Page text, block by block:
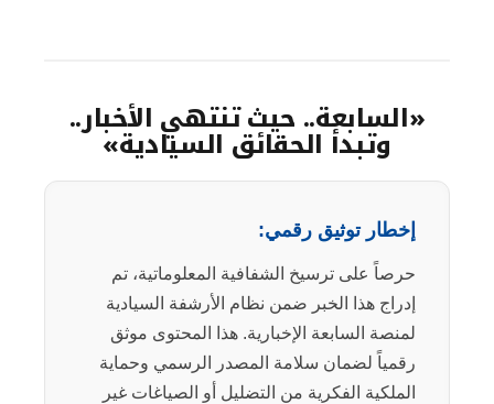
«السابعة.. حيث تنتهي الأخبار..
وتبدأ الحقائق السيادية»
إخطار توثيق رقمي:
حرصاً على ترسيخ الشفافية المعلوماتية، تم
إدراج هذا الخبر ضمن نظام الأرشفة السيادية
لمنصة السابعة الإخبارية. هذا المحتوى موثق
رقمياً لضمان سلامة المصدر الرسمي وحماية
الملكية الفكرية من التضليل أو الصياغات غير